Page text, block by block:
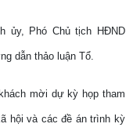
ủy, Phó Chủ tịch HĐND
dẫn thảo luận Tổ.
mời dự kỳ họp tham
hội và các đề án trình kỳ